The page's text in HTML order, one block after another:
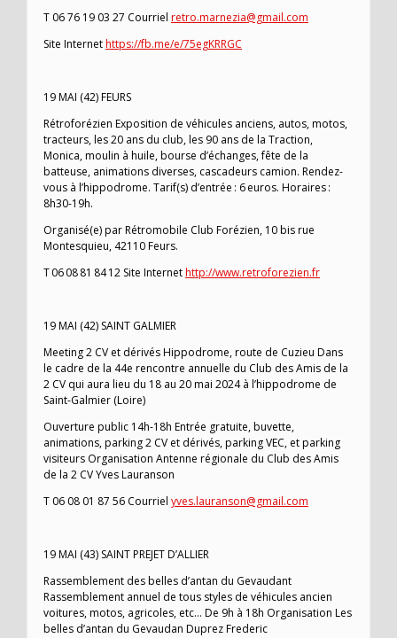
T 06 76 19 03 27 Courriel retro.marnezia@gmail.com
Site Internethttps://fb.me/e/75egKRRGC
19 MAI (42) FEURS
Rétroforézien Exposition de véhicules anciens, autos, motos,
tracteurs, les 20 ans du club, les 90 ans de la Traction,
Monica, moulin à huile, bourse d’échanges, fête de la
batteuse, animations diverses, cascadeurs camion. Rendez-
vous à l’hippodrome. Tarif(s) d’entrée : 6 euros. Horaires :
8h30-19h.
Organisé(e) par Rétromobile Club Forézien, 10 bis rue
Montesquieu, 42110 Feurs.
T 06 08 81 84 12 Site Internethttp://www.retroforezien.fr
19 MAI (42) SAINT GALMIER
Meeting 2 CV et dérivés Hippodrome, route de Cuzieu Dans
le cadre de la 44e rencontre annuelle du Club des Amis de la
2 CV qui aura lieu du 18 au 20 mai 2024 à l’hippodrome de
Saint-Galmier (Loire)
Ouverture public 14h-18h Entrée gratuite, buvette,
animations, parking 2 CV et dérivés, parking VEC, et parking
visiteurs Organisation Antenne régionale du Club des Amis
de la 2 CV Yves Lauranson
T 06 08 01 87 56 Courriel yves.lauranson@gmail.com
19 MAI (43) SAINT PREJET D’ALLIER
Rassemblement des belles d’antan du Gevaudant
Rassemblement annuel de tous styles de véhicules ancien
voitures, motos, agricoles, etc… De 9h à 18h Organisation Les
belles d’antan du Gevaudan Duprez Frederic